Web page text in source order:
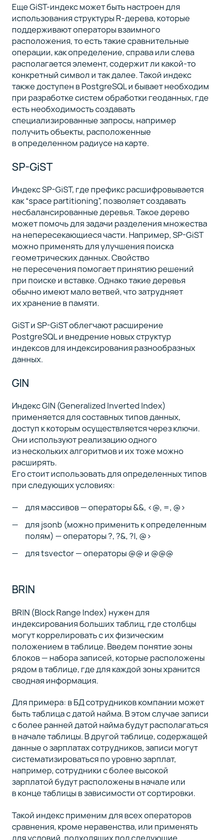
Еще GiST-индекс может быть настроен для
использования структуры R-дерева, которые
поддерживают операторы взаимного
расположения, то есть такие сравнительные
операции, как определение, справа или слева
располагается элемент, содержит ли какой-то
конкретный символ и так далее. Такой индекс
также доступен в PostgreSQL и бывает необходим
при разработке систем обработки геоданных, где
есть необходимость создавать
специализированные запросы, например
получить объекты, расположенные
в определенном радиусе на карте.
SP-GiST
Индекс SP-GiST, где префикс расшифровывается
как “space partitioning”, позволяет создавать
несбалансированные деревья. Такое дерево
может помочь для задачи разделения множества
на непересекающиеся части. Например, SP-GiST
можно применять для улучшения поиска
геометрических данных. Свойство
не пересечения помогает принятию решений
при поиске и вставке. Однако такие деревья
обычно имеют мало ветвей, что затрудняет
их хранение в памяти.
GiST и SP-GiST облегчают расширение
PostgreSQL и внедрение новых структур
индексов для индексирования разнообразных
данных.
GIN
Индекс GIN (Generalized Inverted Index)
применяется для составных типов данных,
доступ к которым осуществляется через ключи.
Они используют реализацию одного
из нескольких алгоритмов и их тоже можно
расширять.
Его стоит использовать для определенных типов
при следующих условиях:
для массивов — операторы &&, <@, =, @>
для jsonb (можно применить к определенным
полям) — операторы ?, ?&, ?|, @>
для tsvector — операторы @@ и @@@
BRIN
BRIN (Block Range Index) нужен для
индексирования больших таблиц, где столбцы
могут коррелировать с их физическим
положением в таблице. Введем понятие зоны
блоков — набора записей, которые расположены
рядом в таблице, где для каждой зоны хранится
сводная информация.
Для примера: в БД сотрудников компании может
быть таблица с датой найма. В этом случае записи
с более ранней датой найма будут располагаться
в начале таблицы. В другой таблице, содержащей
данные о зарплатах сотрудников, записи могут
систематизироваться по уровню зарплат,
например, сотрудники с более высокой
зарплатой будут расположены в начале или
в конце таблицы в зависимости от сортировки.
Такой индекс применим для всех операторов
сравнения, кроме неравенства, или применять